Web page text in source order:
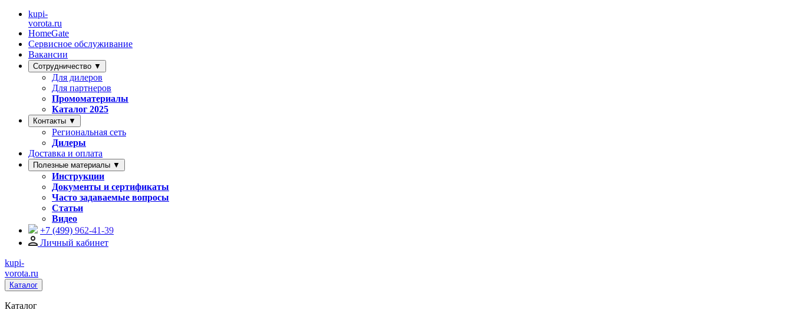
kupi-
vorota.ru
HomeGate
Сервисное обслуживание
Вакансии
Сотрудничество ▼
Для дилеров
Для партнеров
Промоматериалы
Каталог 2025
Контакты ▼
Региональная сеть
Дилеры
Доставка и оплата
Полезные материалы ▼
Инструкции
Документы и сертификаты
Часто задаваемые вопросы
Статьи
Видео
+7 (499) 962-41-39
Личный кабинет
kupi-
vorota.ru
Каталог
Каталог